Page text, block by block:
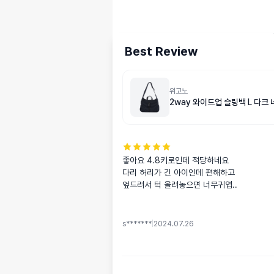
Best Review
위고노
2way 와이드업 슬링백 L 다크
좋아요 4.8키로인데 적당하네요
다리 허리가 긴 아이인데 편해하고
엎드려서 턱 올려놓으면 너무귀엽..
s******* 2024.07.26